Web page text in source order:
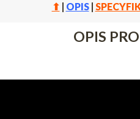
⬆ | OPIS|
OPIS